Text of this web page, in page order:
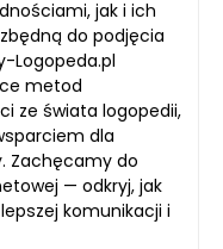
jak i ich
do podjęcia
Logopeda.pl
metod
ze świata logopedii,
dla
Zachęcamy do
— odkryj, jak
komunikacji i